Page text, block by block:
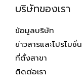
บริษัทของเรา
ข้อมูลบริษัท
ข่าวสารและโปรโมชั่น
ที่ตั้งสาขา
ติดต่อเรา